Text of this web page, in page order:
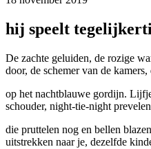
hij speelt
De zachte geluiden, de rozige
door, de schemer van de kamers,
op het nachtblauwe gordijn.
schouder, night-tie-night
die pruttelen nog en bellen
uitstrekken naar je, dezelfde